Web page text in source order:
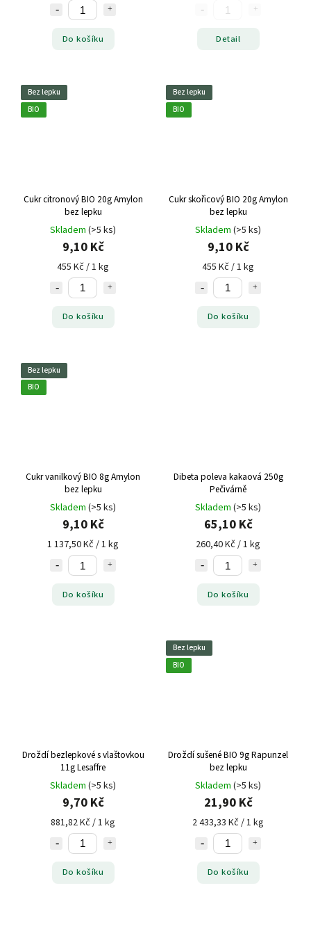
Do košíku Detail
Bez lepku
BIO
Cukr citronový BIO 20g Amylon
bez lepku
Skladem (>5 ks)
9,10 Kč
455 Kč / 1 kg
Do košíku
Bez lepku
BIO
Cukr skořicový BIO 20g Amylon
bez lepku
Skladem (>5 ks)
9,10 Kč
455 Kč / 1 kg
Do košíku
Bez lepku
BIO
Cukr vanilkový BIO 8g Amylon
bez lepku
Skladem (>5 ks)
9,10 Kč
1 137,50 Kč / 1 kg
Do košíku
Dibeta poleva kakaová 250g
Pečivárně
Skladem (>5 ks)
65,10 Kč
260,40 Kč / 1 kg
Do košíku
Droždí bezlepkové s vlaštovkou
11g Lesaffre
Skladem (>5 ks)
9,70 Kč
881,82 Kč / 1 kg
Do košíku
Bez lepku
BIO
Droždí sušené BIO 9g Rapunzel
bez lepku
Skladem (>5 ks)
21,90 Kč
2 433,33 Kč / 1 kg
Do košíku